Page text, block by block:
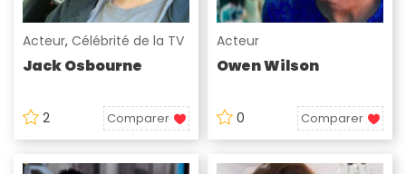
Acteur, Célébrité de la TV
Jack Osbourne
2 Comparer
Acteur
Owen Wilson
0 Comparer